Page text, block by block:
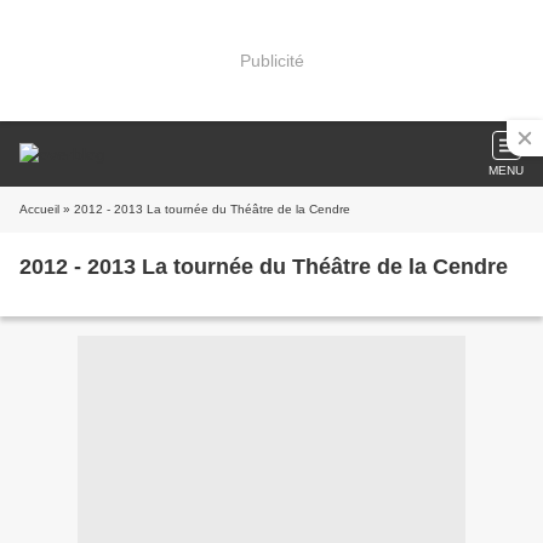
Publicité
MENU
Accueil » 2012 - 2013 La tournée du Théâtre de la Cendre
2012 - 2013 La tournée du Théâtre de la Cendre